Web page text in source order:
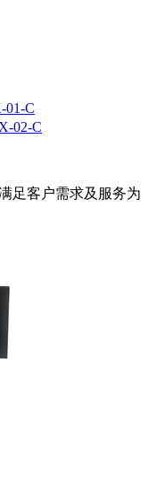
01-C
02-C
足客户需求及服务为